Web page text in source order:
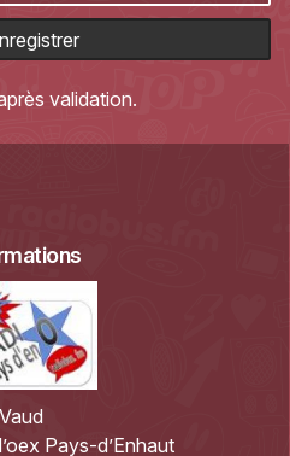
validation.
Vaud
Pays-d’Enhaut